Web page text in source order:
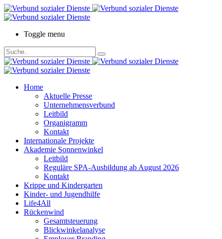
Toggle menu
Home
Aktuelle Presse
Unternehmensverbund
Leitbild
Organigramm
Kontakt
Internationale Projekte
Akademie Sonnenwinkel
Leitbild
Reguläre SPA-Ausbildung ab August 2026
Kontakt
Krippe und Kindergarten
Kinder- und Jugendhilfe
Life4All
Rückenwind
Gesamtsteuerung
Blickwinkelanalyse